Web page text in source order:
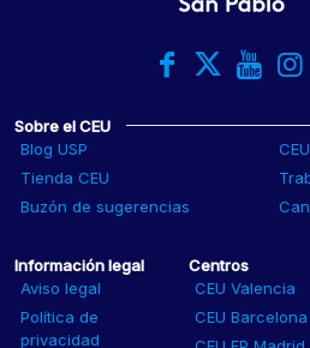
Sobre el CEU
Blog USP
Tienda CEU
Buzón de sugerencias
Información legal
Aviso legal
Política de
privacidad
Centros
CEU Valencia
CEU Barcelona